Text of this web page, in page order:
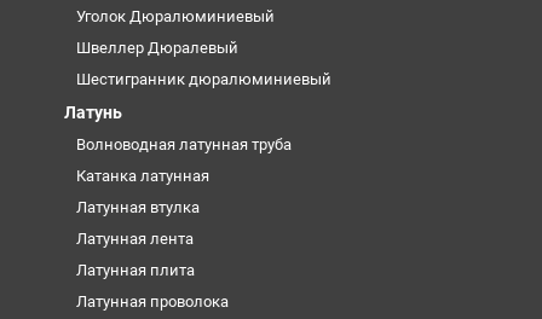
Уголок Дюралюминиевый
Швеллер Дюралевый
Шестигранник дюралюминиевый
Латунь
Волноводная латунная труба
Катанка латунная
Латунная втулка
Латунная лента
Латунная плита
Латунная проволока